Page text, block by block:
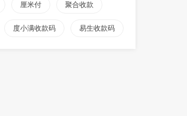
厘米付 聚合收款
度小满收款码 易生收款码